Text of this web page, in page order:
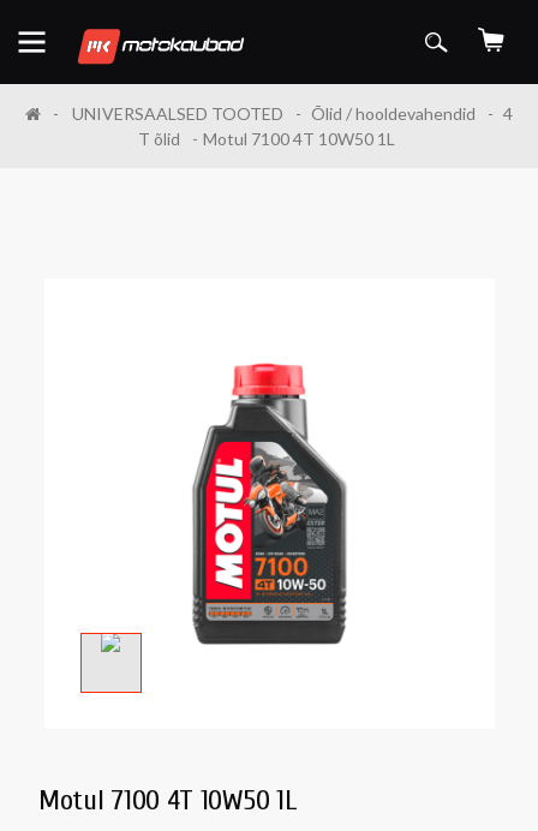
UNIVERSAALSED TOOTED Õlid / hooldevahendid
4
T õlid
Motul 7100 4T 10W50 1L
Motul 7100 4T 10W50 1L